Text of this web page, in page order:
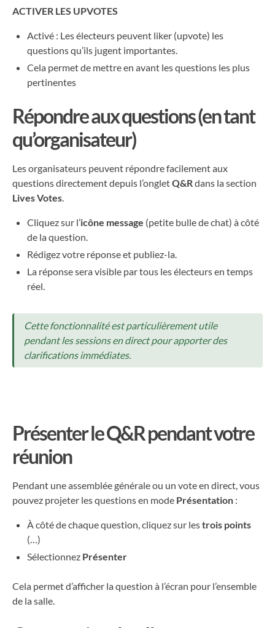
ACTIVER LES UPVOTES
Activé : Les électeurs peuvent liker (upvote) les
questions qu’ils jugent importantes.
Cela permet de mettre en avant les questions les plus
pertinentes
Répondre aux questions (en tant
qu’organisateur)
Les organisateurs peuvent répondre facilement aux
questions directement depuis l’ongletQ&Rdans la section
Lives Votes.
Cliquez sur l’icône message (petite bulle de chat) à côté
de la question.
Rédigez votre réponse et publiez-la.
La réponse sera visible par tous les électeurs en temps
réel.
Cette fonctionnalité est particulièrement utile
pendant les sessions en direct pour apporter des
clarifications immédiates.
Présenter le Q&R pendant votre
réunion
Pendant une assemblée générale ou un vote en direct, vous
pouvez projeter les questions en mode Présentation :
À côté de chaque question, cliquez sur lestrois points
(…)
Sélectionnez Présenter
Cela permet d’afficher la question à l’écran pour l’ensemble
de la salle.